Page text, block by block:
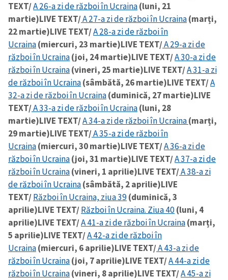
TEXT/A 26-a zi de război în Ucraina(luni, 21
martie)LIVE TEXT/A 27-a zi de război în Ucraina(marți,
22 martie)LIVE TEXT/A 28-a zi de război în
Ucraina(miercuri, 23 martie)LIVE TEXT/A 29-a zi de
război în Ucraina(joi, 24 martie)LIVE TEXT/A 30-a zi de
război în Ucraina(vineri, 25 martie)LIVE TEXT/A 31-a zi
de război în Ucraina(sâmbătă, 26 martie)LIVE TEXT/A
32-a zi de război în Ucraina(duminică, 27 martie)LIVE
TEXT/A 33-a zi de război în Ucraina(luni, 28
martie)LIVE TEXT/A 34-a zi de război în Ucraina(marți,
29 martie)LIVE TEXT/A 35-a zi de război în
Ucraina(miercuri, 30 martie)LIVE TEXT/A 36-a zi de
război în Ucraina(joi, 31 martie)LIVE TEXT/A 37-a zi de
război în Ucraina(vineri, 1 aprilie)LIVE TEXT/A 38-a zi
de război în Ucraina(sâmbătă, 2 aprilie)LIVE
TEXT/Război în Ucraina, ziua 39(duminică, 3
aprilie)LIVE TEXT/Război în Ucraina. Ziua 40(luni, 4
aprilie)LIVE TEXT/A 41-a zi de război în Ucraina(marți,
5 aprilie)LIVE TEXT/A 42-a zi de război în
Ucraina(miercuri, 6 aprilie)LIVE TEXT/A 43-a zi de
război în Ucraina(joi, 7 aprilie)LIVE TEXT/A 44-a zi de
război în Ucraina(vineri, 8 aprilie)LIVE TEXT/A 45-a zi